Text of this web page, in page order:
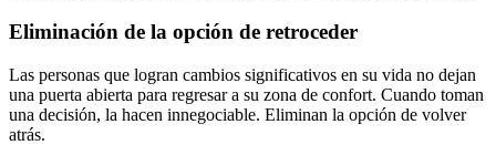
Eliminación de la opción de retroceder
Las personas que logran cambios significativos en su vida no dejan
una puerta abierta para regresar a su zona de confort. Cuando toman
una decisión, la hacen innegociable. Eliminan la opción de volver
atrás.